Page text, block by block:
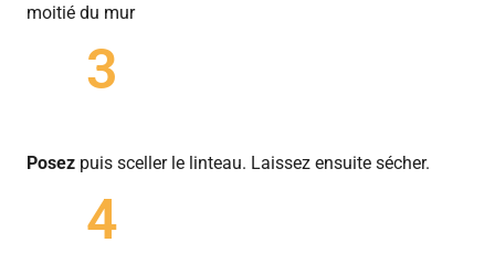
moitié du mur
3
Posez puis sceller le linteau. Laissez ensuite sécher.
4